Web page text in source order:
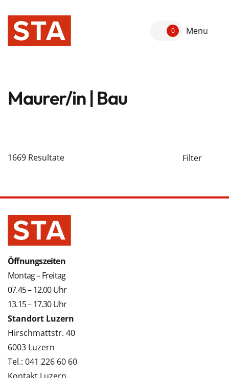
0 Menu
Maurer/in | Bau
1669 Resultate Filter
Öffnungszeiten
Montag – Freitag
07.45 – 12.00 Uhr
13.15 – 17.30 Uhr
Standort Luzern
Hirschmattstr. 40
6003 Luzern
Tel.: 041 226 60 60